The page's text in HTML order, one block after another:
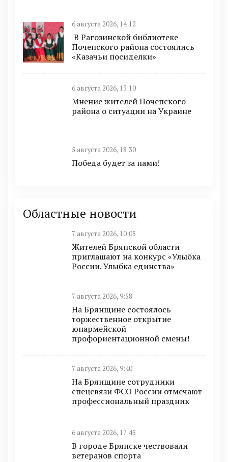
6 августа 2026, 14:12
В Рагозинской библиотеке
Почепского района состоялись
«Казачьи посиделки»
6 августа 2026, 13:10
Мнение жителей Почепского
района о ситуации на Украине
5 августа 2026, 18:30
Победа будет за нами!
Областные новости
7 августа 2026, 10:05
Жителей Брянской области
приглашают на конкурс «Улыбка
России. Улыбка единства»
7 августа 2026, 9:58
На Брянщине состоялось
торжественное открытие
юнармейской
профориентационной смены!
7 августа 2026, 9:40
На Брянщине сотрудники
спецсвязи ФСО России отмечают
профессиональный праздник
6 августа 2026, 17:45
В городе Брянске чествовали
ветеранов спорта